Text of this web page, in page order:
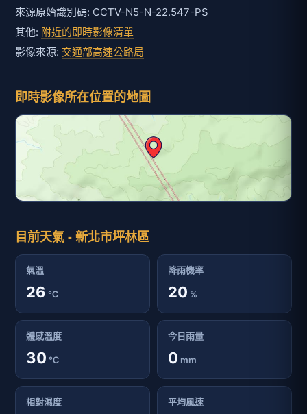
來源原始識別碼: CCTV-N5-N-22.547-PS
其他: 附近的即時影像清單
影像來源: 交通部高速公路局
即時影像所在位置的地圖
目前天氣 - 新北市坪林區
氣溫
26 ℃
降雨機率
20 %
體感溫度
30 ℃
今日雨量
0 mm
相對濕度 平均風速